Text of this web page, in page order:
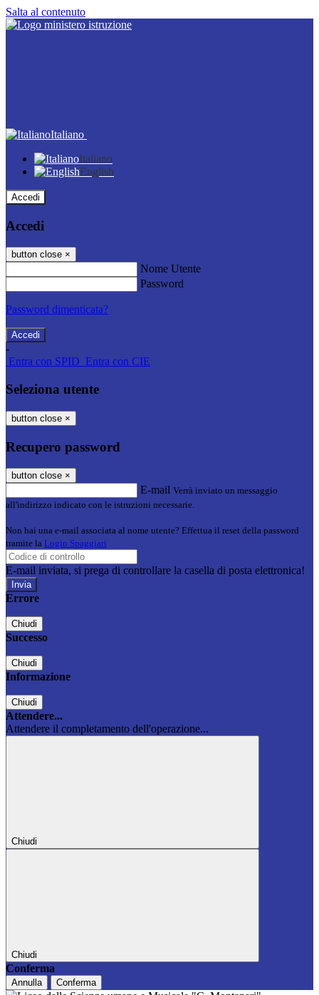
Salta al contenuto
Italiano
Italiano
English
Accedi
Accedi
button close ×
Nome Utente
Password
Password dimenticata?
-
Entra con SPID Entra con CIE
Seleziona utente
button close ×
Recupero password
button close ×
E-mail Verrà inviato un messaggio
all'indirizzo indicato con le istruzioni necessarie.
Non hai una e-mail associata al nome utente? Effettua il reset della password
tramite la Login Spaggiari
E-mail inviata, si prega di controllare la casella di posta elettronica!
Errore
Chiudi
Successo
Chiudi
Informazione
Chiudi
Attendere...
Attendere il completamento dell'operazione...
Chiudi
Chiudi
Conferma
Annulla Conferma